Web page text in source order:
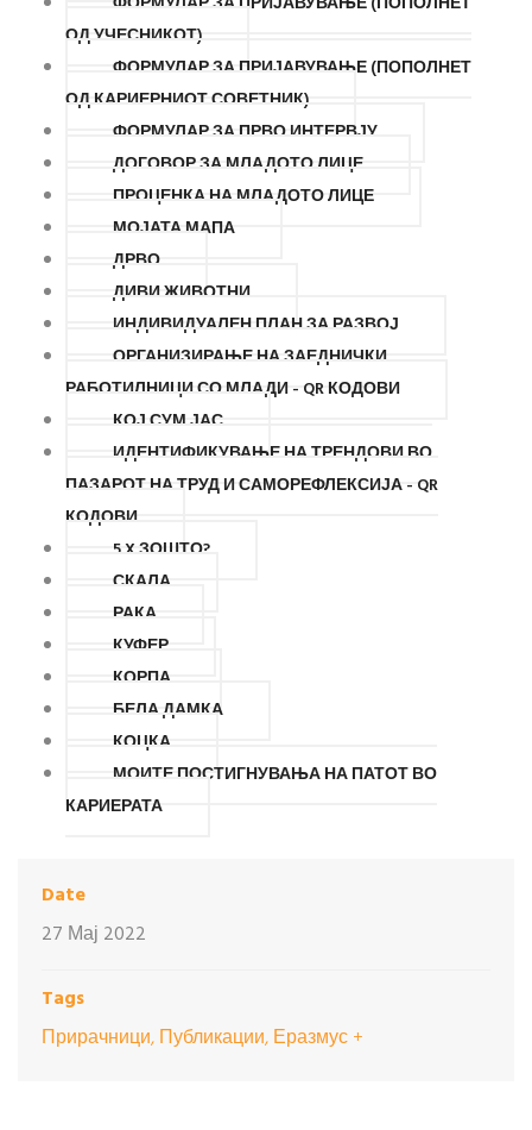
ОД УЧЕСНИКОТ)
ФОРМУЛАР ЗА ПРИЈАВУВАЊЕ (ПОПОЛНЕТ
ОД КАРИЕРНИОТ СОВЕТНИК)
ФОРМУЛАР ЗА ПРВО ИНТЕРВЈУ
ДОГОВОР ЗА МЛАДОТО ЛИЦЕ
ПРОЦЕНКА НА МЛАДОТО ЛИЦЕ
МОЈАТА МАПА
ДРВО
ДИВИ ЖИВОТНИ
ИНДИВИДУАЛЕН ПЛАН ЗА РАЗВОЈ
ОРГАНИЗИРАЊЕ НА ЗАЕДНИЧКИ
РАБОТИЛНИЦИ СО МЛАДИ - QR КОДОВИ
КОЈ СУМ ЈАС
ИДЕНТИФИКУВАЊЕ НА ТРЕНДОВИ ВО
ПАЗАРОТ НА ТРУД И САМОРЕФЛЕКСИЈА - QR
КОДОВИ
5 X ЗОШТО?
СКАЛА
РАКА
КУФЕР
КОРПА
БЕЛА ДАМКА
КОЦКА
МОИТЕ ПОСТИГНУВАЊА НА ПАТОТ ВО
КАРИЕРАТА
Date
27 Мај 2022
Tags
Прирачници, Публикации, Еразмус +